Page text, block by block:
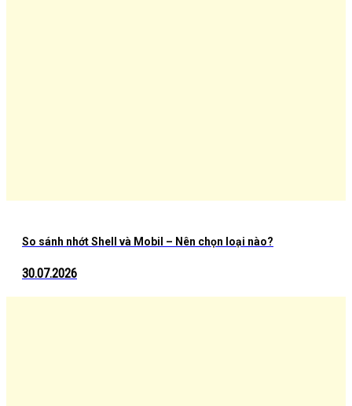
So sánh nhớt Shell và Mobil – Nên chọn loại nào?
30.07.2026